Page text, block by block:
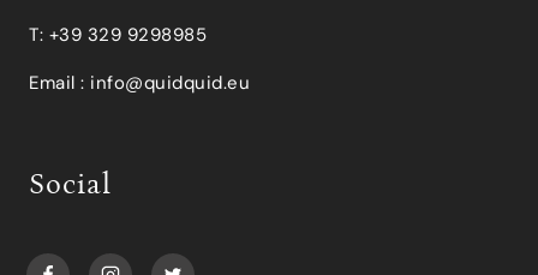
T: +39 329 9298985
Email : info@quidquid.eu
Social